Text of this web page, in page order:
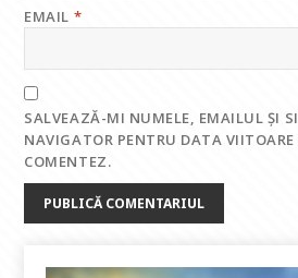
EMAIL *
SALVEAZĂ-MI NUMELE, EMAILUL ȘI
NAVIGATOR PENTRU DATA VIITOARE
COMENTEZ.